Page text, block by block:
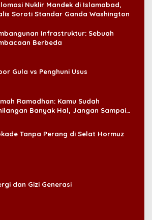
Nuklir Mandek di Islamabad,
Soroti Standar Ganda Washington
Infrastruktur: Sebuah
Berbeda
Gula vs Penghuni Usus
Ramadhan: Kamu Sudah
Banyak Hal, Jangan Sampai
Tanpa Perang di Selat Hormuz
dan Gizi Generasi